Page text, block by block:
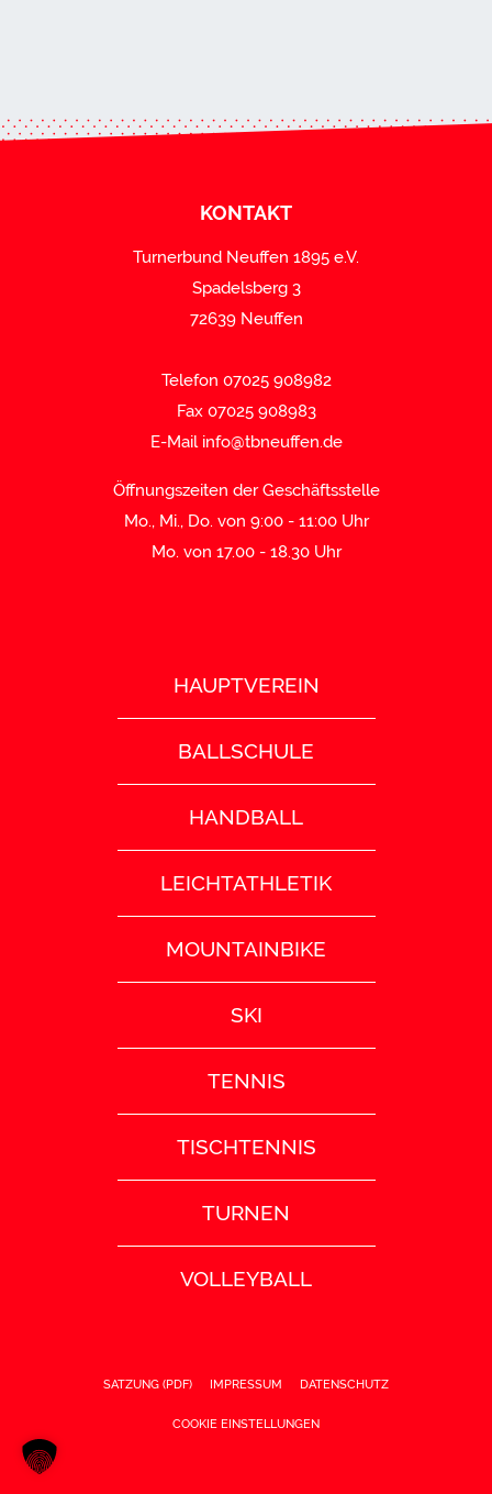
KONTAKT
Turnerbund Neuffen 1895 e.V.
Spadelsberg 3
72639 Neuffen
Telefon 07025 908982
Fax 07025 908983
E-Mail info@tbneuffen.de
Öffnungszeiten der Geschäftsstelle
Mo., Mi., Do. von 9:00 - 11:00 Uhr
Mo. von 17.00 - 18.30 Uhr
HAUPTVEREIN
BALLSCHULE
HANDBALL
LEICHTATHLETIK
MOUNTAINBIKE
SKI
TENNIS
TISCHTENNIS
TURNEN
VOLLEYBALL
SATZUNG (PDF) IMPRESSUM DATENSCHUTZ
COOKIE EINSTELLUNGEN